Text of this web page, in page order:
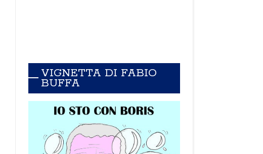
VIGNETTA DI FABIO
BUFFA